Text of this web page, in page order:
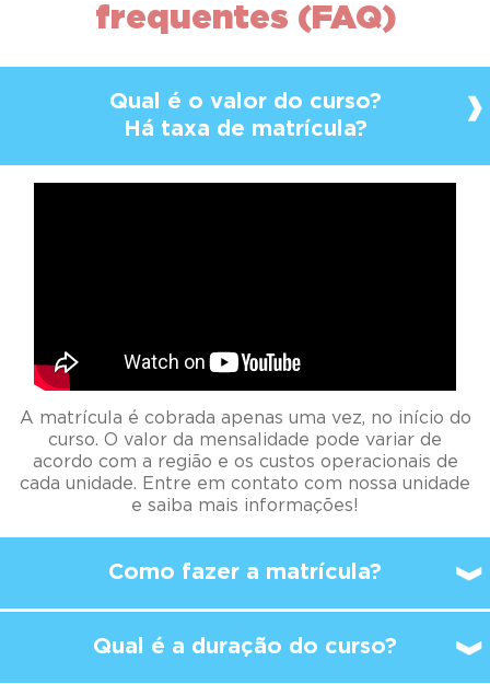
frequentes (FAQ)
Qual é o valor do curso?
Há taxa de matrícula?
A matrícula é cobrada apenas uma vez, no início do
curso. O valor da mensalidade pode variar de
acordo com a região e os custos operacionais de
cada unidade. Entre em contato com nossa unidade
e saiba mais informações!
Como fazer a matrícula?
Qual é a duração do curso?